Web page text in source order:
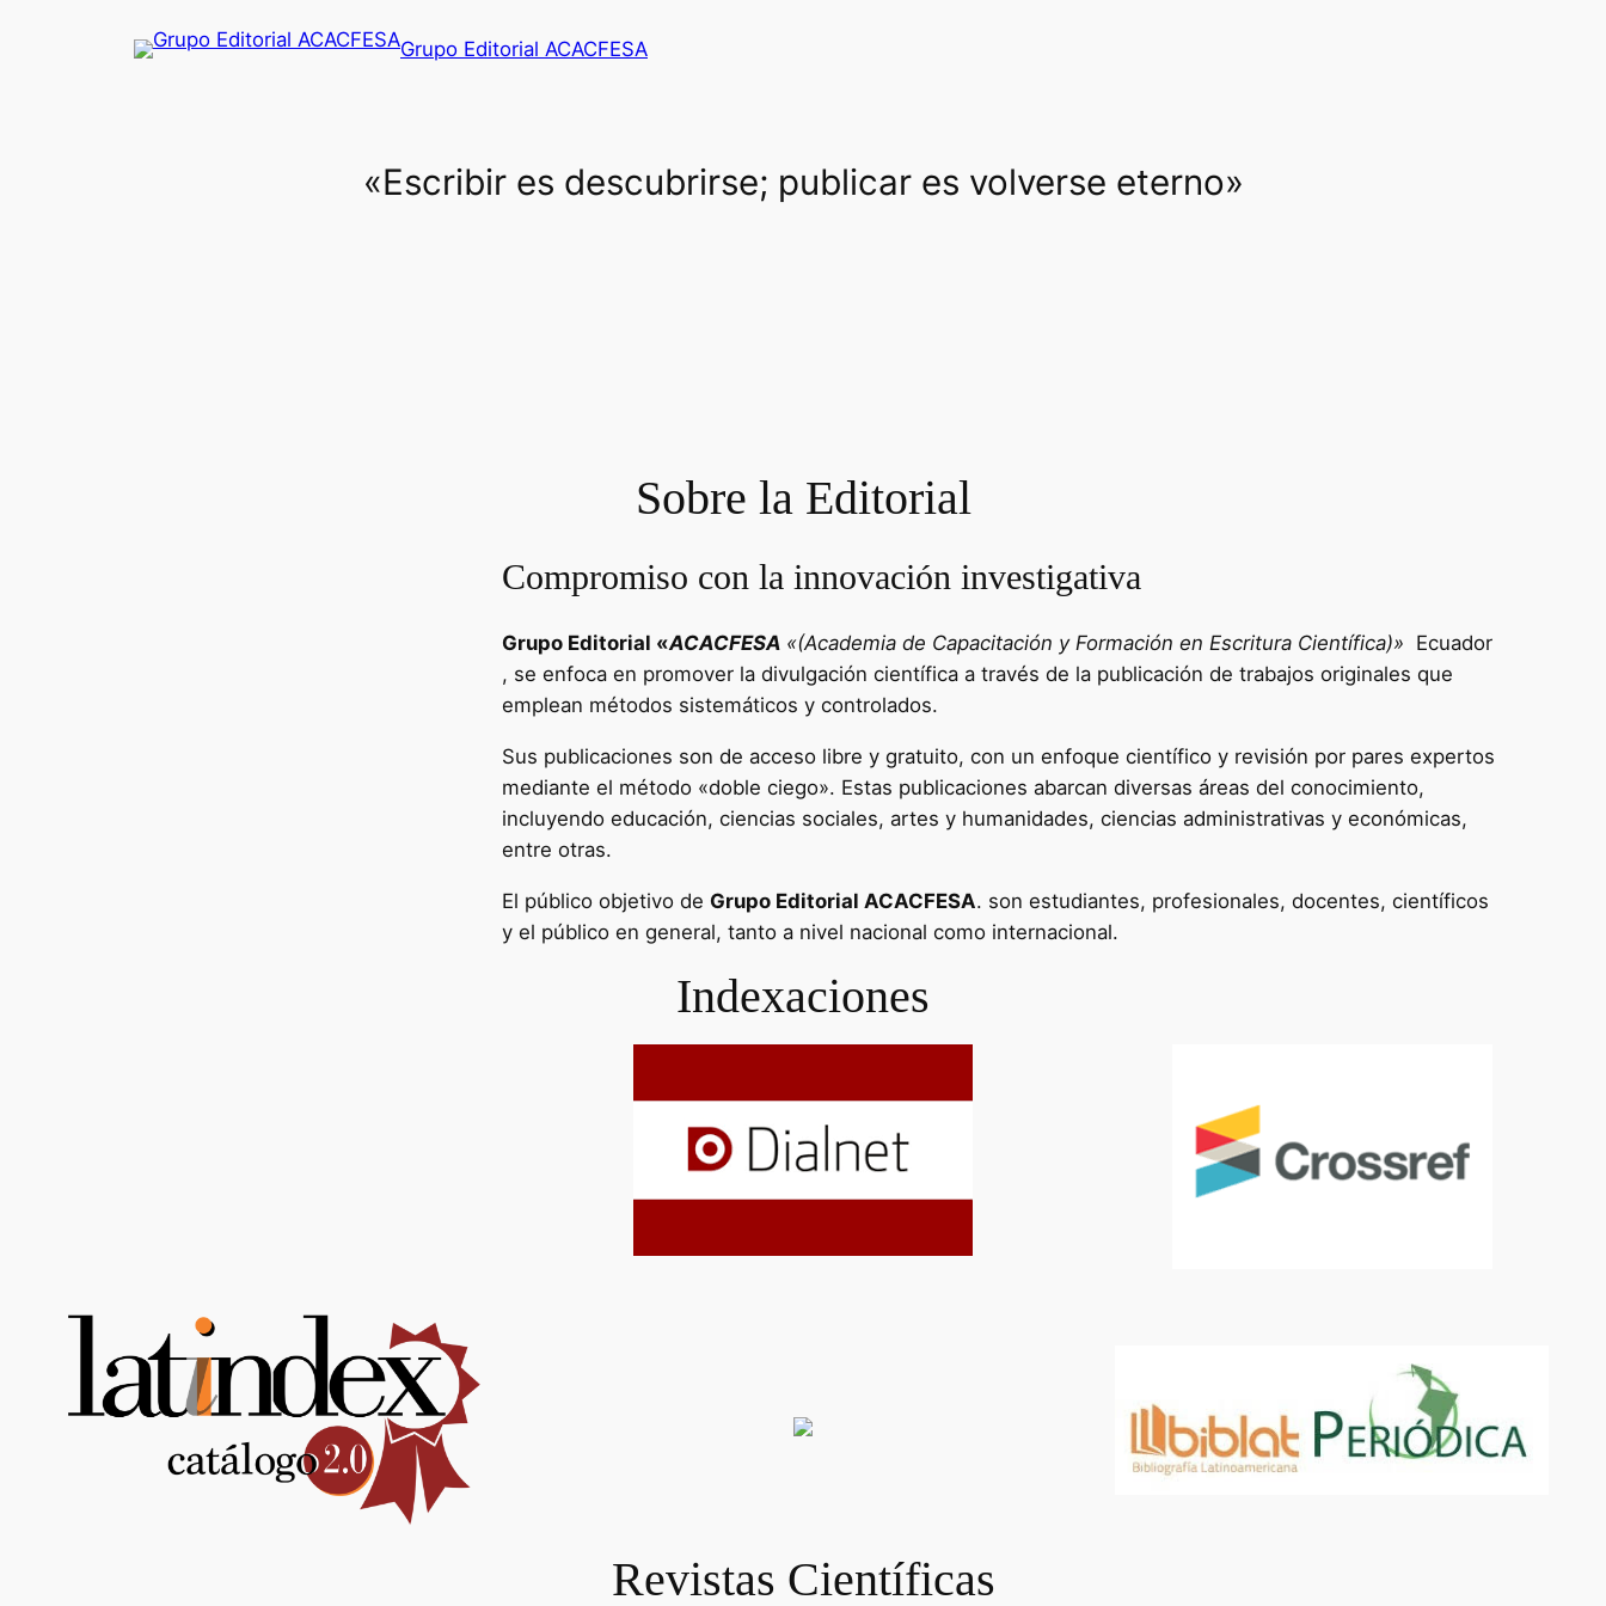
Grupo Editorial ACACFESA
«Escribir es descubrirse; publicar es volverse eterno»
Sobre la Editorial
Compromiso con la innovación investigativa
Grupo Editorial «ACACFESA «(Academia de Capacitación y Formación en Escritura Científica)» Ecuador
, se enfoca en promover la divulgación científica a través de la publicación de trabajos originales que
emplean métodos sistemáticos y controlados.
Sus publicaciones son de acceso libre y gratuito, con un enfoque científico y revisión por pares expertos
mediante el método «doble ciego». Estas publicaciones abarcan diversas áreas del conocimiento,
incluyendo educación, ciencias sociales, artes y humanidades, ciencias administrativas y económicas,
entre otras.
El público objetivo de Grupo Editorial ACACFESA. son estudiantes, profesionales, docentes, científicos
y el público en general, tanto a nivel nacional como internacional.
Indexaciones
Revistas Científicas